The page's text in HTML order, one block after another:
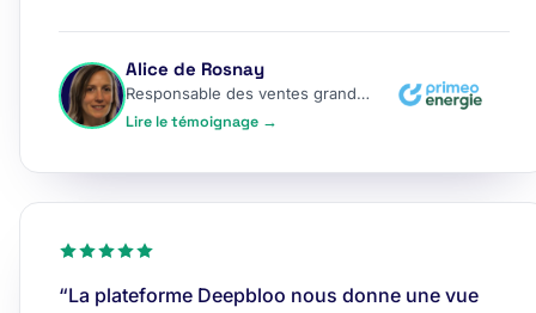
Alice de Rosnay
Responsable des ventes grands comptes
Lire le témoignage →
“La plateforme Deepbloo nous donne une vue